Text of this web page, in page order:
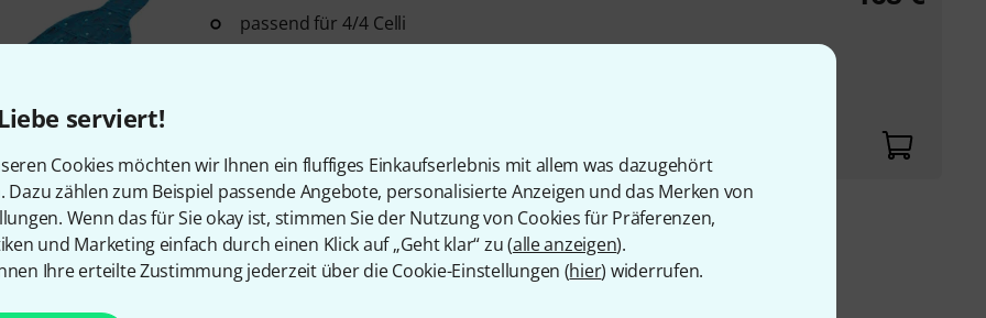
serviert!
Cookies möchten wir Ihnen ein fluffiges Einkaufserlebnis mit allem was dazugehört
Dazu zählen zum Beispiel passende Angebote, personalisierte Anzeigen und das Merken von
Wenn das für Sie okay ist, stimmen Sie der Nutzung von Cookies für Präferenzen,
und Marketing einfach durch einen Klick auf „Geht klar“ zu (alle anzeigen).
Ihre erteilte Zustimmung jederzeit über die Cookie-Einstellungen (hier) widerrufen.
passend für 4/4 Celli
hergestellt aus natürlicher Jacquard-Seide
Kostenloser Versand ab 29 €
Alle Preise inkl. MwSt.